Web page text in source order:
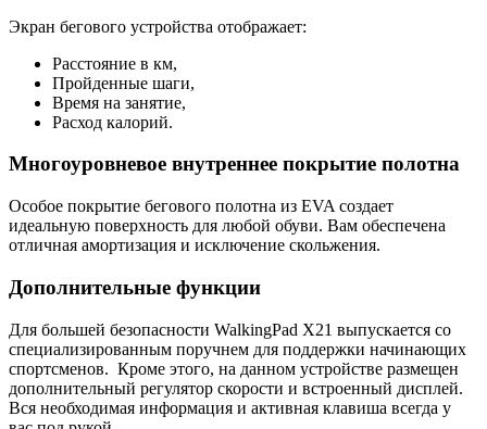
Экран бегового устройства отображает:
Расстояние в км,
Пройденные шаги,
Время на занятие,
Расход калорий.
Многоуровневое внутреннее покрытие полотна
Особое покрытие бегового полотна из EVA создает
идеальную поверхность для любой обуви. Вам обеспечена
отличная амортизация и исключение скольжения.
Дополнительные функции
Для большей безопасности WalkingPad X21 выпускается со
специализированным поручнем для поддержки начинающих
спортсменов. Кроме этого, на данном устройстве размещен
дополнительный регулятор скорости и встроенный дисплей.
Вся необходимая информация и активная клавиша всегда у